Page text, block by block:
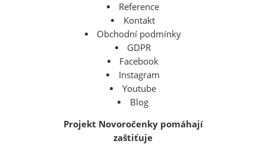
Reference
Kontakt
Obchodní podmínky
GDPR
Facebook
Instagram
Youtube
Blog
Projekt Novoročenky pomáhají
zaštiťuje